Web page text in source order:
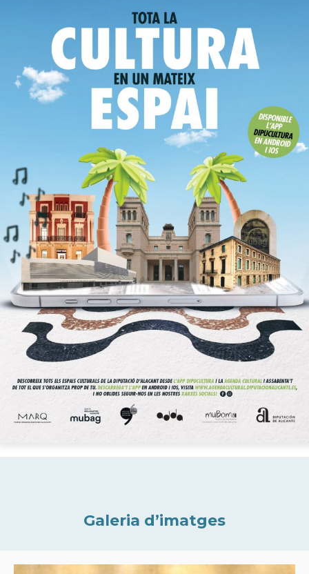
Galeria d’imatges